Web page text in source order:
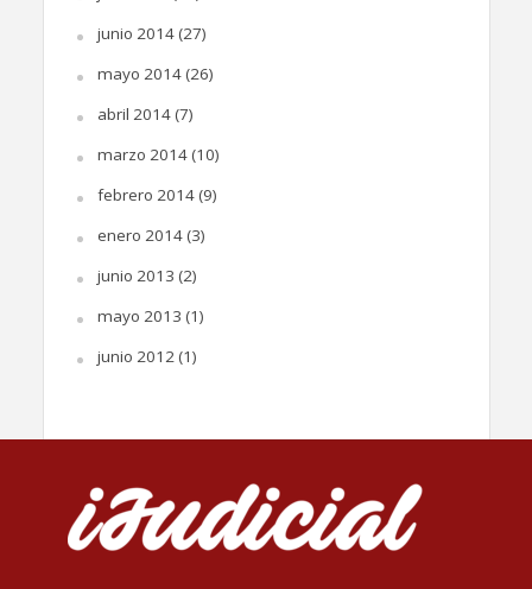
junio 2014(27)
mayo 2014(26)
abril 2014(7)
marzo 2014(10)
febrero 2014(9)
enero 2014(3)
junio 2013 (2)
mayo 2013 (1)
junio 2012(1)